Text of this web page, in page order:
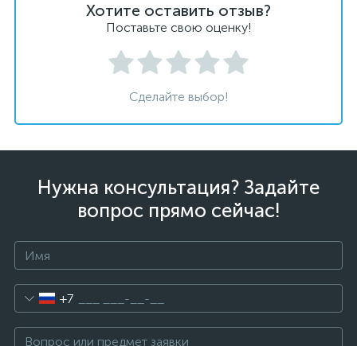
Хотите оставить отзыв?
Поставьте свою оценку!
Сделайте выбор!
Нужна консультация? Задайте
вопрос прямо сейчас!
+7